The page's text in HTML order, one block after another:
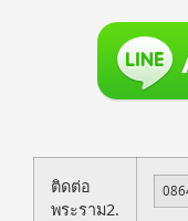
ติดต่อ
พระราม2.